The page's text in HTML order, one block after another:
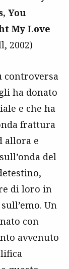
You
My Love
2002)
controversa
ha donato
e che ha
frattura
allora e
del
di loro in
Un
con
avvenuto